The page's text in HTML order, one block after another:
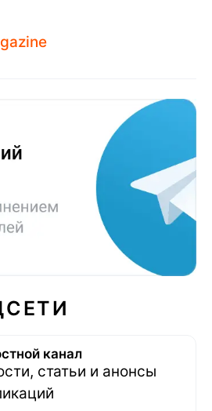
канал
статьи и анонсы